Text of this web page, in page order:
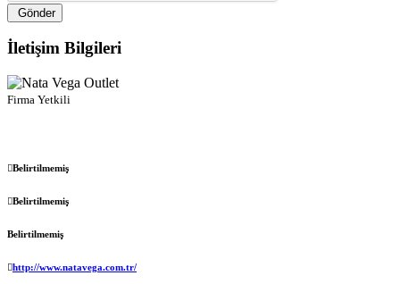
Gönder
İletişim Bilgileri
Firma Yetkili
Belirtilmemiş
Belirtilmemiş
Belirtilmemiş
http://www.natavega.com.tr/